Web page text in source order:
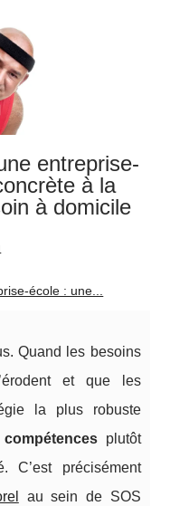
entreprise-
à la
à domicile
école : une...
Quand les besoins
et que les
la plus robuste
plutôt
C’est précisément
au sein de SOS